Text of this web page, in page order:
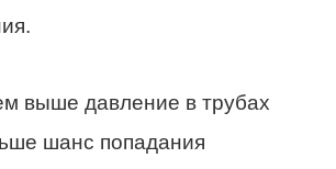
выше давление в трубах
шанс попадания